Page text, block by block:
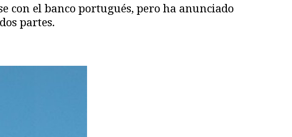
con el banco portugués, pero ha anunciado
partes.